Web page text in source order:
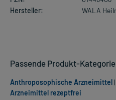
Hersteller:
WALA
Passende Produkt-
Anthroposophische Arzneimittel |
Arzneimittel rezeptfrei